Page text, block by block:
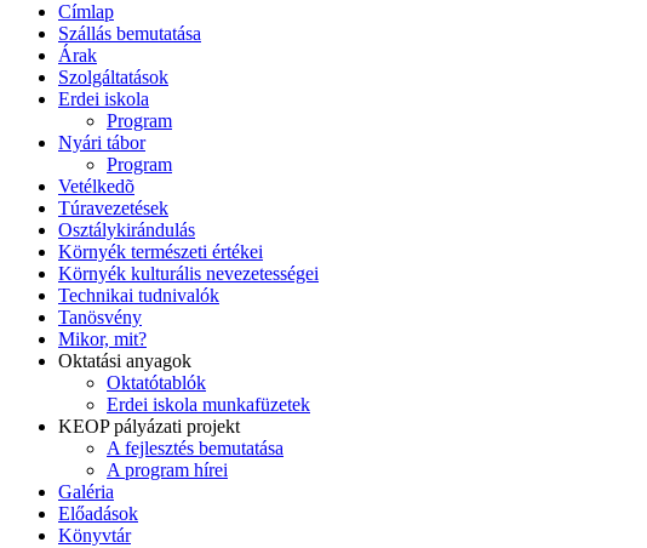
Címlap
Szállás bemutatása
Árak
Szolgáltatások
Erdei iskola
Program
Nyári tábor
Program
Vetélkedõ
Túravezetések
Osztálykirándulás
Környék természeti értékei
Környék kulturális nevezetességei
Technikai tudnivalók
Tanösvény
Mikor, mit?
Oktatási anyagok
Oktatótablók
Erdei iskola munkafüzetek
KEOP pályázati projekt
A fejlesztés bemutatása
A program hírei
Galéria
Előadások
Könyvtár